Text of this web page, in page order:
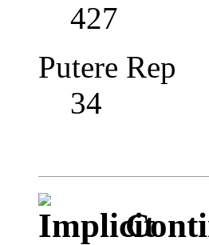
427
Putere Rep
34